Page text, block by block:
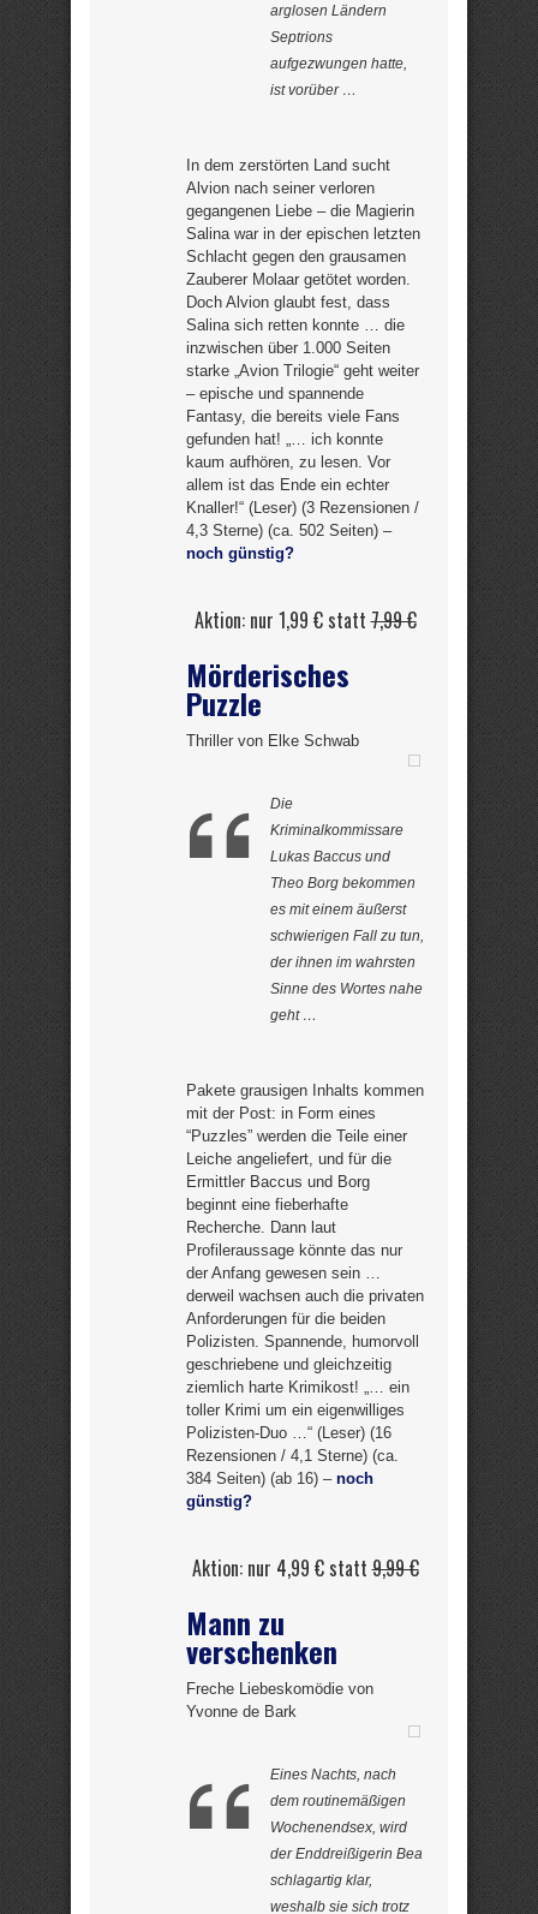
arglosen Ländern
Septrions
aufgezwungen hatte,
ist vorüber …
In dem zerstörten Land sucht
Alvion nach seiner verloren
gegangenen Liebe – die Magierin
Salina war in der epischen letzten
Schlacht gegen den grausamen
Zauberer Molaar getötet worden.
Doch Alvion glaubt fest, dass
Salina sich retten konnte … die
inzwischen über 1.000 Seiten
starke „Avion Trilogie“ geht weiter
– epische und spannende
Fantasy, die bereits viele Fans
gefunden hat! „… ich konnte
kaum aufhören, zu lesen. Vor
allem ist das Ende ein echter
Knaller!“ (Leser) (3 Rezensionen /
4,3 Sterne) (ca. 502 Seiten) –
noch günstig?
Aktion: nur 1,99 € statt7,99 €
Mörderisches
Puzzle
Thriller von Elke Schwab
Die
Kriminalkommissare
Lukas Baccus und
Theo Borg bekommen
es mit einem äußerst
schwierigen Fall zu tun,
der ihnen im wahrsten
Sinne des Wortes nahe
geht …
Pakete grausigen Inhalts kommen
mit der Post: in Form eines
“Puzzles” werden die Teile einer
Leiche angeliefert, und für die
Ermittler Baccus und Borg
beginnt eine fieberhafte
Recherche. Dann laut
Profileraussage könnte das nur
der Anfang gewesen sein …
derweil wachsen auch die privaten
Anforderungen für die beiden
Polizisten. Spannende, humorvoll
geschriebene und gleichzeitig
ziemlich harte Krimikost! „… ein
toller Krimi um ein eigenwilliges
Polizisten-Duo …“ (Leser) (16
Rezensionen / 4,1 Sterne) (ca.
384 Seiten) (ab 16) – noch
günstig?
Aktion: nur 4,99 € statt9,99 €
Mann zu
verschenken
Freche Liebeskomödie von
Yvonne de Bark
Eines Nachts, nach
dem routinemäßigen
Wochenendsex, wird
der Enddreißigerin Bea
schlagartig klar,
weshalb sie sich trotz